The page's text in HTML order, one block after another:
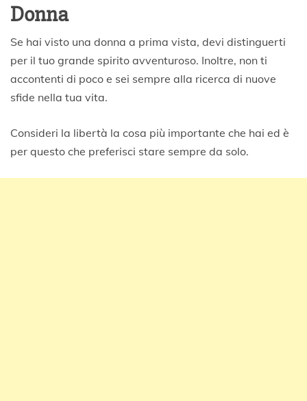
Donna
Se hai visto una donna a prima vista, devi distinguerti
per il tuo grande spirito avventuroso. Inoltre, non ti
accontenti di poco e sei sempre alla ricerca di nuove
sfide nella tua vita.
Consideri la libertà la cosa più importante che hai ed è
per questo che preferisci stare sempre da solo.